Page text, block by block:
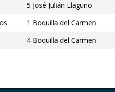
5 José Julián Llaguno
1 Boquilla del Carmen
4 Boquilla del Carmen